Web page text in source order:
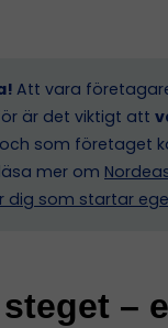
Att vara
är det viktigt att
och som företaget
mer om
dig som startar
–